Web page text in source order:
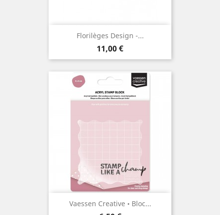
Florilèges Design -...
Prix
11,00 €
Vaessen Creative • Bloc...